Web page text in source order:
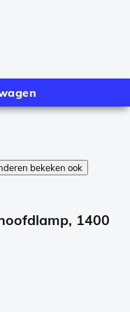
bekeken ook
1400